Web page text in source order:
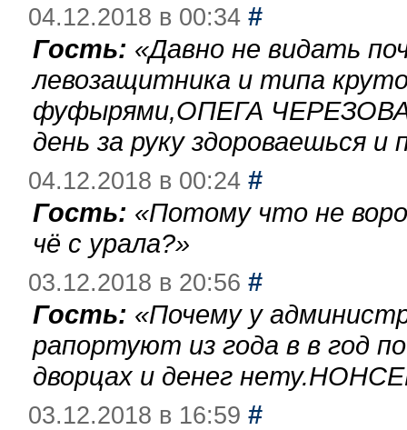
04.12.2018 в 00:34 #
Гость: «Давно не видать
левозащитника и типа
фуфырями,ОПЕГА
день за руку здороваешься
04.12.2018 в 00:24 #
Гость: «Потому что не
чё с урала?»
03.12.2018 в 20:56 #
Гость: «Почему у
рапортуют из года в в год
дворцах и денег
03.12.2018 в 16:59 #